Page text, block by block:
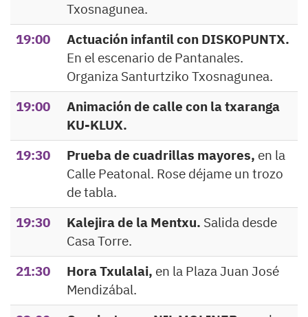
Txosnagunea.
19:00
Actuación infantil con DISKOPUNTX.
En el escenario de Pantanales.
Organiza Santurtziko Txosnagunea.
19:00
Animación de calle con la txaranga
KU-KLUX.
19:30
Prueba de cuadrillas mayores, en la
Calle Peatonal. Rose déjame un trozo
de tabla.
19:30
Kalejira de la Mentxu. Salida desde
Casa Torre.
21:30
Hora Txulalai, en la Plaza Juan José
Mendizábal.